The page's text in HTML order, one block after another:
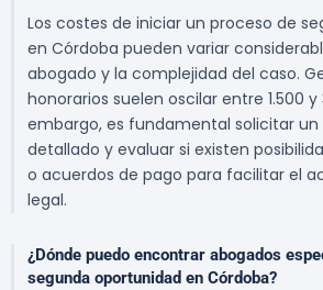
Los costes de iniciar un proceso de
en Córdoba pueden variar
abogado y la complejidad del caso.
honorarios suelen oscilar entre 1.500 y
embargo, es fundamental solicitar un
detallado y evaluar si existen
o acuerdos de pago para facilitar el
legal.
¿Dónde puedo encontrar abogados
segunda oportunidad en Córdoba?